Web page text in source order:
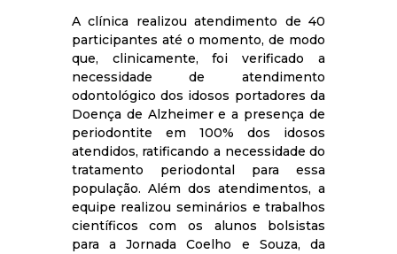
A clínica realizou atendimento de 40
participantes até o momento, de modo
que, clinicamente, foi verificado a
necessidade de atendimento
odontológico dos idosos portadores da
Doença de Alzheimer e a presença de
periodontite em 100% dos idosos
atendidos, ratificando a necessidade do
tratamento periodontal para essa
população. Além dos atendimentos, a
equipe realizou seminários e trabalhos
científicos com os alunos bolsistas
para a Jornada Coelho e Souza, da